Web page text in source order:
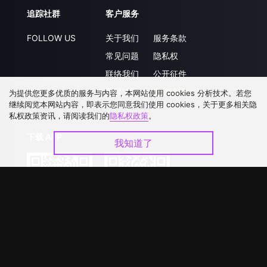
追踪社群
FOLLOW US
客户服务
关于我们
常见问题
联络我们
升级VIP
服务条款
隐私权
公开征件
合作洽談
为提供您更多优质的服务与内容，本网站使用 cookies 分析技术。若您
继续阅览本网站内容，即表示您同意我们使用 cookies，关于更多相关隐
私权政策资讯，请阅读我们的隐私权政策。
我知道了